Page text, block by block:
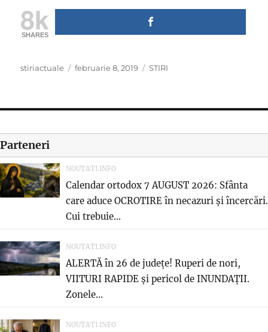
8k
SHARES
Author
stiriactuale
Posted
februarie 8, 2019 Categories
STIRI
Parteneri
NOUTATI.INFO
Calendar ortodox 7 AUGUST 2026: Sfânta
care aduce OCROTIRE în necazuri și încercări.
Cui trebuie...
NOUTATI.INFO
ALERTĂ în 26 de județe! Ruperi de nori,
VIITURI RAPIDE și pericol de INUNDAȚII.
Zonele...
NOUTATI.INFO